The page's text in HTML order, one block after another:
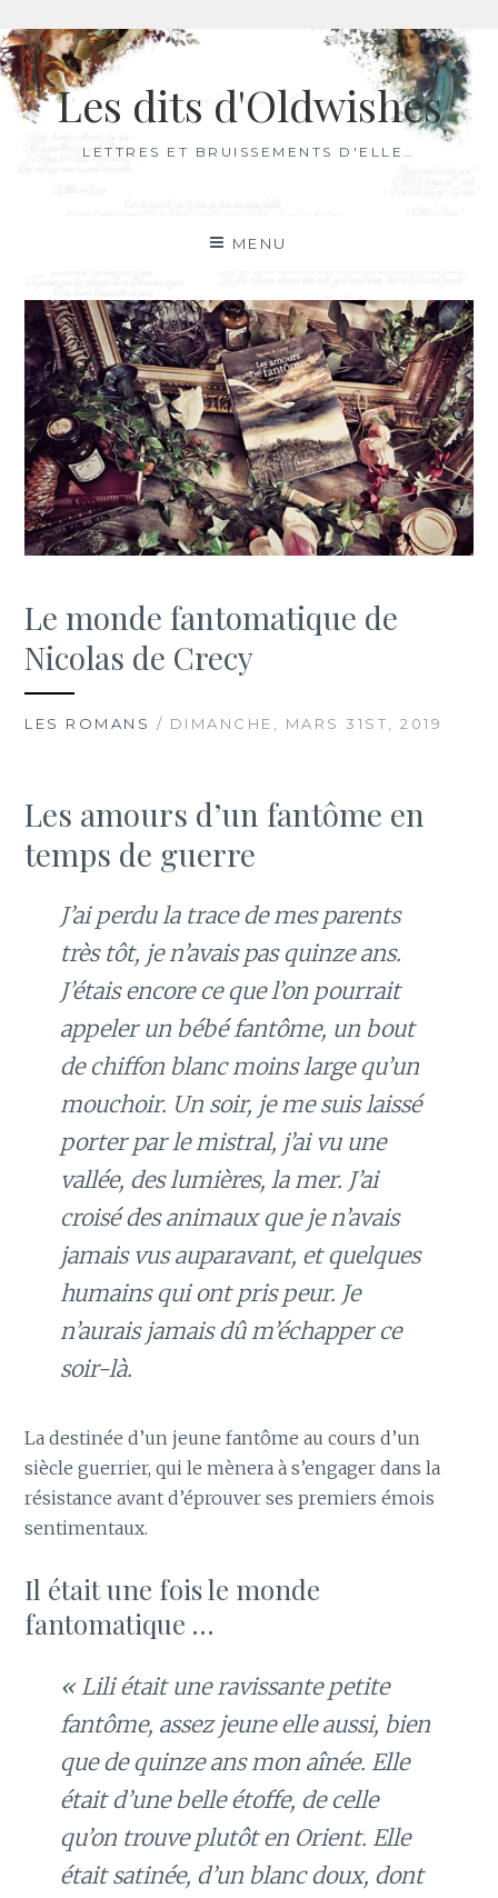
Aller
au
contenuLes dits d'Oldwishes
LETTRES ET BRUISSEMENTS D'ELLE…
MENU
Le monde fantomatique de
Nicolas de Crecy
LES ROMANS / DIMANCHE, MARS 31ST, 2019
Les amours d’un fantôme en
temps de guerre
J’ai perdu la trace de mes parents
très tôt, je n’avais pas quinze ans.
J’étais encore ce que l’on pourrait
appeler un bébé fantôme, un bout
de chiffon blanc moins large qu’un
mouchoir. Un soir, je me suis laissé
porter par le mistral, j’ai vu une
vallée, des lumières, la mer. J’ai
croisé des animaux que je n’avais
jamais vus auparavant, et quelques
humains qui ont pris peur. Je
n’aurais jamais dû m’échapper ce
soir-là.
La destinée d’un jeune fantôme au cours d’un
siècle guerrier, qui le mènera à s’engager dans la
résistance avant d’éprouver ses premiers émois
sentimentaux.
Il était une fois le monde
fantomatique …
« Lili était une ravissante petite
fantôme, assez jeune elle aussi, bien
que de quinze ans mon aînée. Elle
était d’une belle étoffe, de celle
qu’on trouve plutôt en Orient. Elle
était satinée, d’un blanc doux, dont